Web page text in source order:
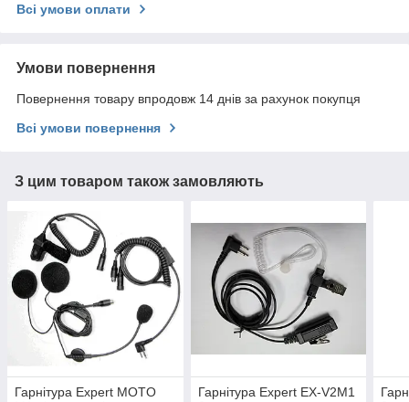
Всі умови оплати
Умови повернення
Повернення товару впродовж 14 днів за рахунок покупця
Всі умови повернення
З цим товаром також замовляють
Гарнітура Expert MOTO
Гарнітура Expert EX-V2M1